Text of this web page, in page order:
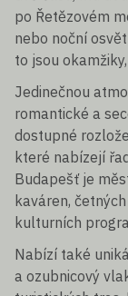
po Řetězovém
nebo noční
to jsou
Jedinečnou
romantické a
dostupné
které nabízejí
Budapešť je
kaváren,
kulturních
Nabízí také
a ozubnicový